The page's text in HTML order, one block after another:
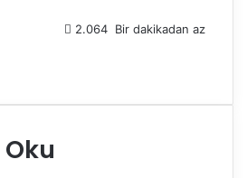
2.064 Bir dakikadan az